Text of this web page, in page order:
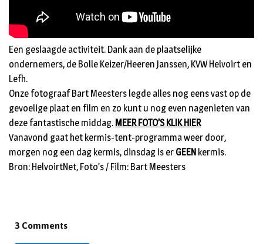
Een geslaagde activiteit. Dank aan de plaatselijke
ondernemers, de Bolle Keizer/Heeren Janssen, KVW Helvoirt en
Lefh.
Onze fotograaf Bart Meesters legde alles nog eens vast op de
gevoelige plaat en film en zo kunt u nog even nagenieten van
deze fantastische middag. MEER FOTO’S KLIK HIER
Vanavond gaat het kermis-tent-programma weer door,
morgen nog een dag kermis, dinsdag is er GEEN kermis.
Bron: HelvoirtNet, Foto’s / Film: Bart Meesters
3 Comments